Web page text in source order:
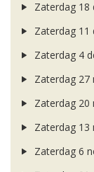
Zaterdag 18
Zaterdag 11
Zaterdag 4
Zaterdag 27
Zaterdag 20
Zaterdag 13
Zaterdag 6